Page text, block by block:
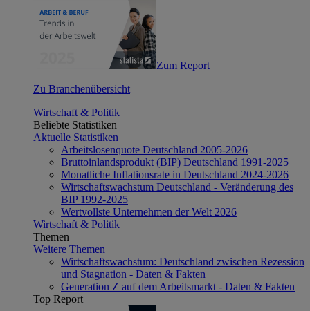
Zum Report
Zu Branchenübersicht
Wirtschaft & Politik
Beliebte Statistiken
Aktuelle Statistiken
Arbeitslosenquote Deutschland 2005-2026
Bruttoinlandsprodukt (BIP) Deutschland 1991-2025
Monatliche Inflationsrate in Deutschland 2024-2026
Wirtschaftswachstum Deutschland - Veränderung des
BIP 1992-2025
Wertvollste Unternehmen der Welt 2026
Wirtschaft & Politik
Themen
Weitere Themen
Wirtschaftswachstum: Deutschland zwischen Rezession
und Stagnation - Daten & Fakten
Generation Z auf dem Arbeitsmarkt - Daten & Fakten
Top Report